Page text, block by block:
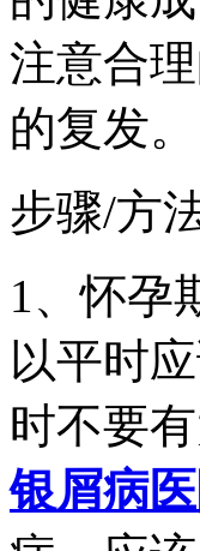
注意合
的复发。
步骤/方
1、怀孕
以平时
时不要
银屑病